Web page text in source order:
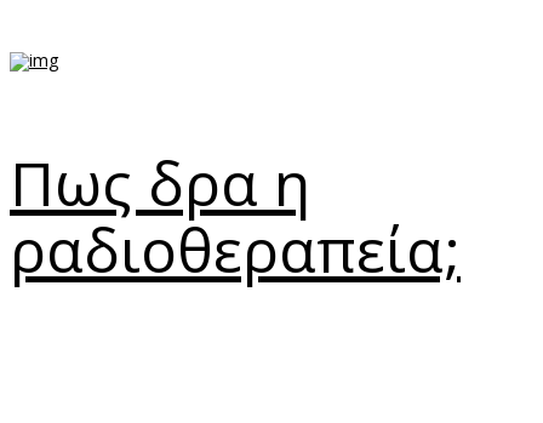
Πως δρα η
ραδιοθεραπεία;